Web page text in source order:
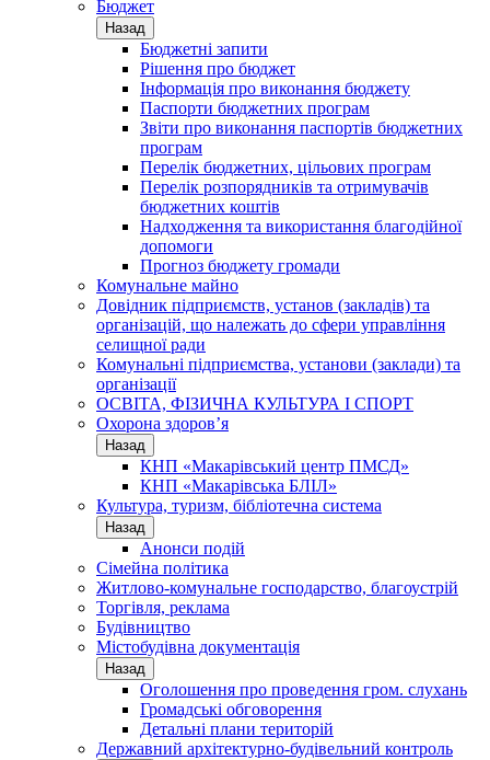
Бюджет
Назад
Бюджетні запити
Рішення про бюджет
Інформація про виконання бюджету
Паспорти бюджетних програм
Звіти про виконання паспортів бюджетних
програм
Перелік бюджетних, цільових програм
Перелік розпорядників та отримувачів
бюджетних коштів
Надходження та використання благодійної
допомоги
Прогноз бюджету громади
Комунальне майно
Довідник підприємств, установ (закладів) та
організацій, що належать до сфери управління
селищної ради
Комунальні підприємства, установи (заклади) та
організації
ОСВІТА, ФІЗИЧНА КУЛЬТУРА І СПОРТ
Охорона здоров’я
Назад
КНП «Макарівський центр ПМСД»
КНП «Макарівська БЛІЛ»
Культура, туризм, бібліотечна система
Назад
Анонси подій
Сімейна політика
Житлово-комунальне господарство, благоустрій
Торгівля, реклама
Будівництво
Містобудівна документація
Назад
Оголошення про проведення гром. слухань
Громадські обговорення
Детальні плани територій
Державний архітектурно-будівельний контроль